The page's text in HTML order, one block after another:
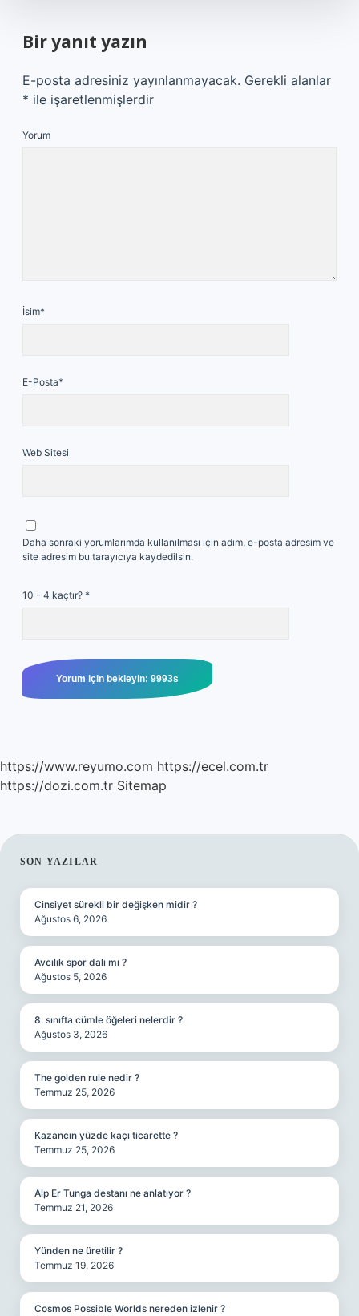
Bir yanıt yazın
E-posta adresiniz yayınlanmayacak. Gerekli alanlar
* ile işaretlenmişlerdir
Yorum
İsim*
E-Posta*
Web Sitesi
Daha sonraki yorumlarımda kullanılması için adım, e-posta adresim ve
site adresim bu tarayıcıya kaydedilsin.
10 - 4 kaçtır? *
https://www.reyumo.com https://ecel.com.tr
https://dozi.com.tr Sitemap
SIDEBAR
SON YAZILAR
Cinsiyet sürekli bir değişken midir ?
Ağustos 6, 2026
Avcılık spor dalı mı ?
Ağustos 5, 2026
8. sınıfta cümle öğeleri nelerdir ?
Ağustos 3, 2026
The golden rule nedir ?
Temmuz 25, 2026
Kazancın yüzde kaçı ticarette ?
Temmuz 25, 2026
Alp Er Tunga destanı ne anlatıyor ?
Temmuz 21, 2026
Yünden ne üretilir ?
Temmuz 19, 2026
Cosmos Possible Worlds nereden izlenir ?